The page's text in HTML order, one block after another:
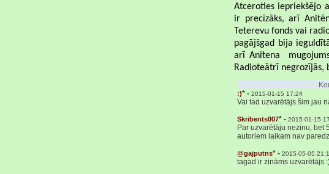
Atceroties iepriekšējo
ir precīzāks, arī
Teterevu fonds vai
pagājšgad bija
arī Anitena
Radioteātrī negrozījās,
:)* - 2015-01-15 17:24
Vai tad uzvarētājs šim jau
Skribents007* - 2015-01-15
Par uzvarētāju nezinu, bet
autoriem laikam nav
@gajputns* - 2015-05-05
tagad ir zināms uzvarētājs